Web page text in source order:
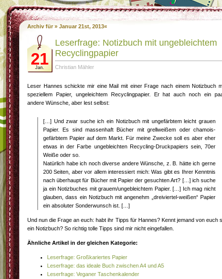
Archiv für » Januar 21st, 2013«
21
Jan.
Leserfrage: Notizbuch mit ungebleichtem
Recyclingpapier
Christian Mähler
Leser Hannes schickte mir eine Mail mit einer Frage nach einem Notizbuch
speziellem Papier, ungeleichtem Recyclingpapier. Er hat auch noch ein
andere Wünsche, aber lest selbst:
[…] Und zwar suche ich ein Notizbuch mit ungefärbtem leicht grauen
Papier. Es sind massenhaft Bücher mit grellweißem oder chamois-
gefärbtem Papier auf dem Markt. Für meine Zwecke soll es aber eher
etwas in der Farbe ungebleichten Recycling-Druckpapiers sein, 70er
Weiße oder so.
Natürlich habe ich noch diverse andere Wünsche, z. B. hätte ich gerne
200 Seiten, aber vor allem interessiert mich: Was gibt es Ihrer Kenntnis
nach überhaupt für Bücher mit Papier der gesuchten Art? […] ich suche
ja ein Notizbuches mit grauem/ungebleichtem Papier. […] Ich mag nicht
glauben, dass ein Notizbuch mit angenehm „dreiviertel-weißen“ Papier
ein absoluter Sonderwunsch ist. […]
Und nun die Frage an euch: habt ihr Tipps für Hannes? Kennt jemand von euch
ein Notizbuch? So richtig tolle Tipps sind mir nicht eingefallen.
Ähnliche Artikel in der gleichen Kategorie:
Leserfrage: Großkariertes Papier
Leserfrage: das ideale Buch zwischen A4 und A5
Leserfrage: Veganer Taschenkalender